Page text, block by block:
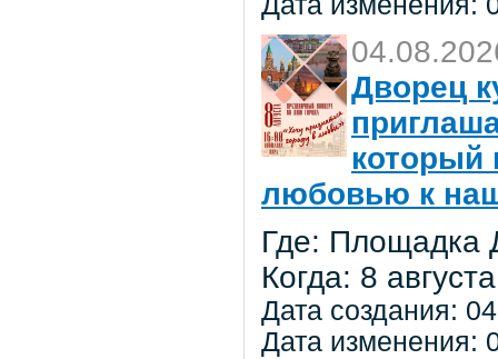
Дворец
который
любовью к
Где: Площадка
Когда: 8
Дата создания:
Дата изменения: